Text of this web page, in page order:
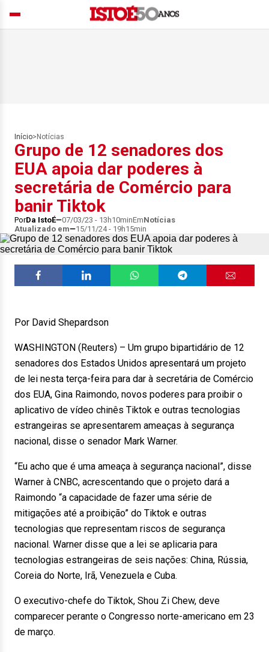
Início> Notícias
Grupo de 12 senadores dos
EUA apoia dar poderes à
secretária de Comércio para
banir Tiktok
PorDa IstoÉ 07/03/23 - 13h10minEmNotícias
Atualizado em
15/11/24 - 19h15min
Por David Shepardson
WASHINGTON (Reuters) – Um grupo bipartidário de 12
senadores dos Estados Unidos apresentará um projeto
de lei nesta terça-feira para dar à secretária de Comércio
dos EUA, Gina Raimondo, novos poderes para proibir o
aplicativo de vídeo chinês Tiktok e outras tecnologias
estrangeiras se apresentarem ameaças à segurança
nacional, disse o senador Mark Warner.
“Eu acho que é uma ameaça à segurança nacional”, disse
Warner à CNBC, acrescentando que o projeto dará a
Raimondo “a capacidade de fazer uma série de
mitigações até a proibição” do Tiktok e outras
tecnologias que representam riscos de segurança
nacional. Warner disse que a lei se aplicaria para
tecnologias estrangeiras de seis nações: China, Rússia,
Coreia do Norte, Irã, Venezuela e Cuba.
O executivo-chefe do Tiktok, Shou Zi Chew, deve
comparecer perante o Congresso norte-americano em 23
de março.